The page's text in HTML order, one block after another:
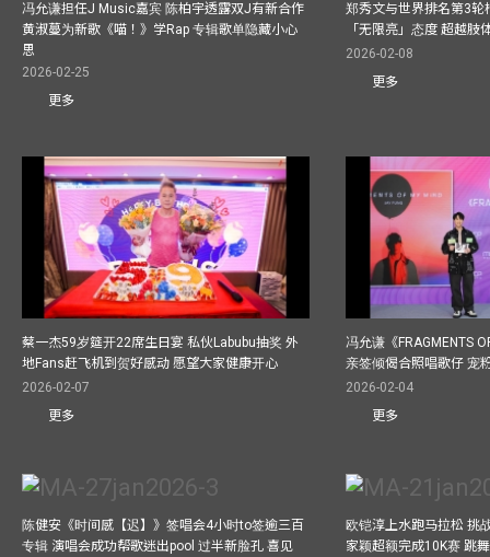
冯允谦担任J Music嘉宾 陈柏宇透露双J有新合作
黄淑蔓为新歌《喵！》学Rap 专辑歌单隐藏小心
思
2026-02-25
更多
郑秀文与世界排名第3轮
「无限亮」态度 超越肢
2026-02-08
更多
蔡一杰59岁筵开22席生日宴 私伙Labubu抽奖 外
地Fans赶飞机到贺好感动 愿望大家健康开心
2026-02-07
更多
冯允谦《FRAGMENTS
亲签倾偈合照唱歌仔 宠
2026-02-04
更多
陈健安《时间感【迟】》签唱会4小时to签逾三百
专辑 演唱会成功帮歌迷出pool 过半新脸孔 喜见
欧铠淳上水跑马拉松 挑
家颖超额完成10K赛 跳